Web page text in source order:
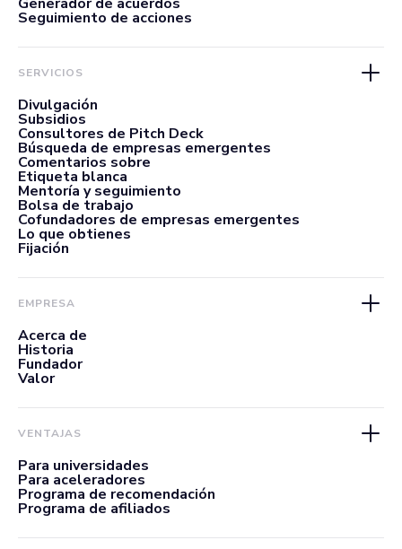
Seguimiento de acciones
SERVICIOS
Divulgación
Subsidios
Consultores de Pitch Deck
Búsqueda de empresas emergentes
Comentarios sobre
Etiqueta blanca
Mentoría y seguimiento
Bolsa de trabajo
Cofundadores de empresas emergentes
Lo que obtienes
Fijación
EMPRESA
Acerca de
Historia
Fundador
Valor
VENTAJAS
Para universidades
Para aceleradores
Programa de recomendación
Programa de afiliados